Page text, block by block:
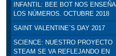
INFANTIL: BEE BOT NOS ENSEÑA
LOS NÚMEROS. OCTUBRE 2018
SAINT VALENTINE´S DAY 2017
SCIENCE: NUESTRO PROYECTO
STEAM SE VA REFLEJANDO EN